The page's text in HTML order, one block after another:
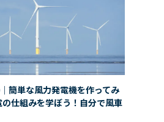
簡単な風力発電機を作ってみ
仕組みを学ぼう！自分で風車